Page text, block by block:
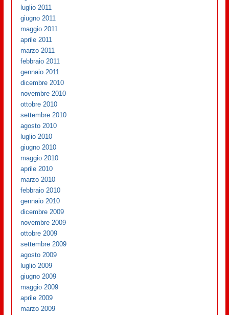
luglio 2011
giugno 2011
maggio 2011
aprile 2011
marzo 2011
febbraio 2011
gennaio 2011
dicembre 2010
novembre 2010
ottobre 2010
settembre 2010
agosto 2010
luglio 2010
giugno 2010
maggio 2010
aprile 2010
marzo 2010
febbraio 2010
gennaio 2010
dicembre 2009
novembre 2009
ottobre 2009
settembre 2009
agosto 2009
luglio 2009
giugno 2009
maggio 2009
aprile 2009
marzo 2009